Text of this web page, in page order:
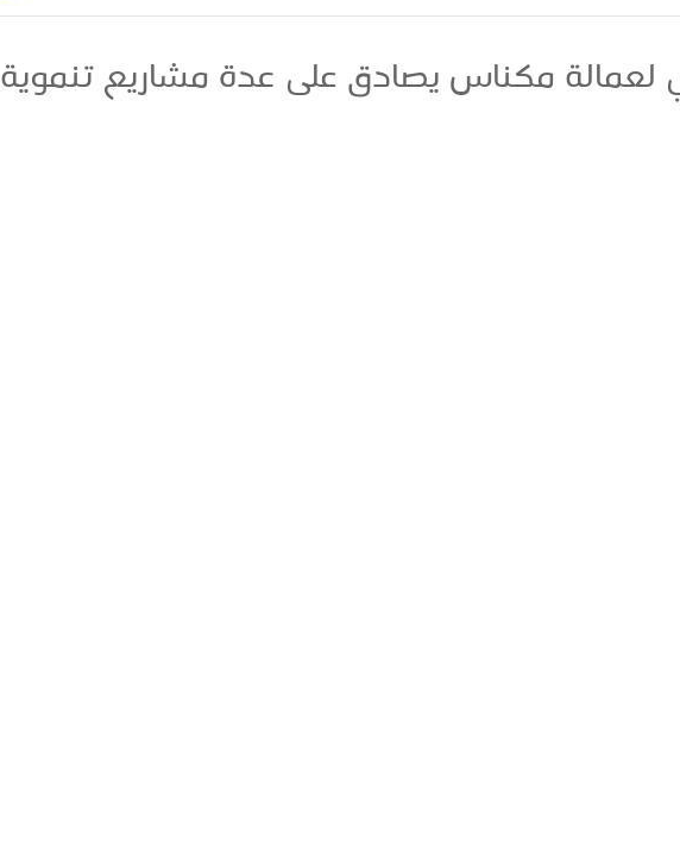
لعمالة مكناس يصادق على عدة مشاريع تنموية